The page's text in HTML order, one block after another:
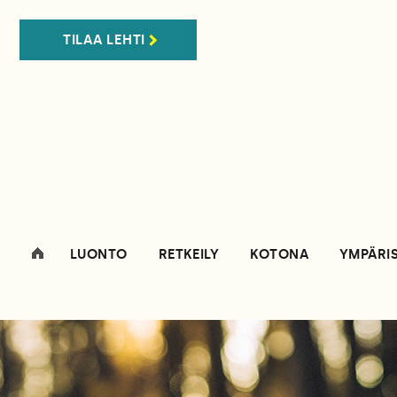
TILAA LEHTI
LUONTO RETKEILY KOTONA